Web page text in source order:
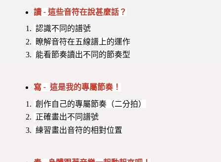
讀 - 這些音符在說甚麼話？
認識不同的譜號
瞭解音符在五線譜上的運作
能看節奏讀出不同的節奏型
寫 - 這是我的專屬節奏！
創作自己的專屬節奏（二分拍）
正確畫出不同譜號
練習畫出音符的相對位置